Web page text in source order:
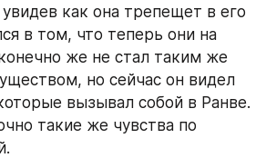
как она трепещет в его
в том, что теперь они на
же не стал таким же
но сейчас он видел
вызывал собой в Ранве.
такие же чувства по